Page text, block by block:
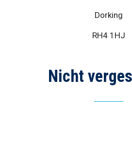
Dorking
RH4 1HJ
Nicht